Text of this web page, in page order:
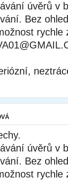
úvěrů v
Bez
úvěrů v
Bez